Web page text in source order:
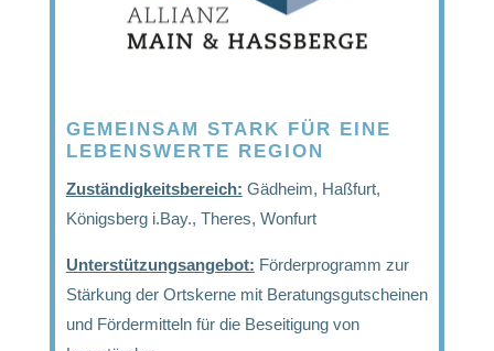
GEMEINSAM STARK FÜR EINE
LEBENSWERTE REGION
Zuständigkeitsbereich: Gädheim, Haßfurt,
Königsberg i.Bay., Theres, Wonfurt
Unterstützungsangebot: Förderprogramm zur
Stärkung der Ortskerne mit Beratungsgutscheinen
und Fördermitteln für die Beseitigung von